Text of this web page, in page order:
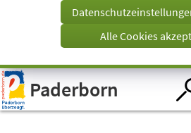
Visuelle
Assistenzsoftware
öffnen.
Tab)
Alle Cookies
Paderborn